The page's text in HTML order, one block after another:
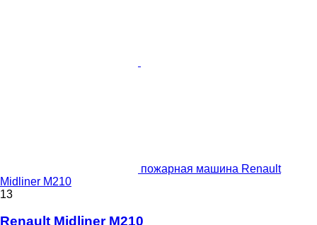
пожарная машина Renault
Midliner M210
13
Renault Midliner M210